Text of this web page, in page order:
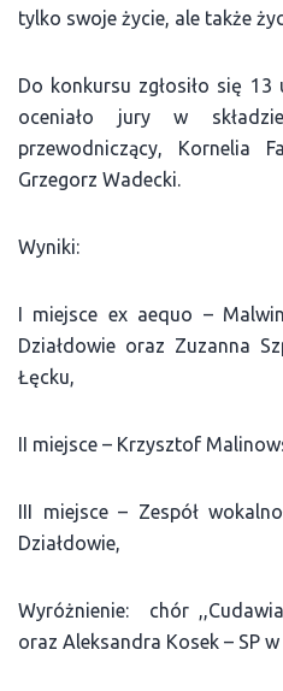
tylko swoje życie, ale także
Do konkursu zgłosiło się
oceniało jury w
przewodniczący, Kornelia
Grzegorz Wadecki.
Wyniki:
I miejsce ex aequo –
Działdowie oraz Zuzanna
Łęcku,
II miejsce – Krzysztof
III miejsce – Zespół
Działdowie,
Wyróżnienie: chór
oraz Aleksandra Kosek – SP